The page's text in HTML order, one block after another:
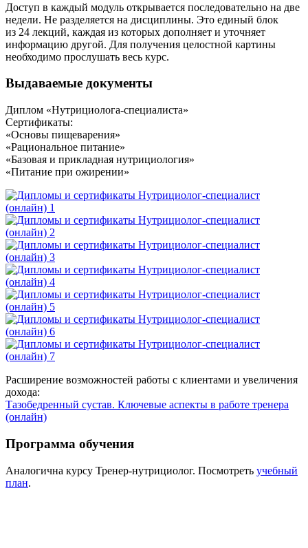
Доступ в каждый модуль открывается последовательно на две
недели. Не разделяется на дисциплины. Это единый блок
из 24 лекций, каждая из которых дополняет и уточняет
информацию другой. Для получения целостной картины
необходимо прослушать весь курс.
Выдаваемые документы
Диплом «Нутрициолога-специалиста»
Сертификаты:
«Основы пищеварения»
«Рациональное питание»
«Базовая и прикладная нутрициология»
«Питание при ожирении»
Расширение возможностей работы с клиентами и увеличения
дохода:
Тазобедренный сустав. Ключевые аспекты в работе тренера
(онлайн)
Программа обучения
Аналогична курсу Тренер-нутрициолог. Посмотреть учебный
план.